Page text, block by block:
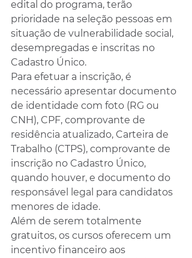
edital do programa, terão
prioridade na seleção pessoas em
situação de vulnerabilidade social,
desempregadas e inscritas no
Cadastro Único.
Para efetuar a inscrição, é
necessário apresentar documento
de identidade com foto (RG ou
CNH), CPF, comprovante de
residência atualizado, Carteira de
Trabalho (CTPS), comprovante de
inscrição no Cadastro Único,
quando houver, e documento do
responsável legal para candidatos
menores de idade.
Além de serem totalmente
gratuitos, os cursos oferecem um
incentivo financeiro aos